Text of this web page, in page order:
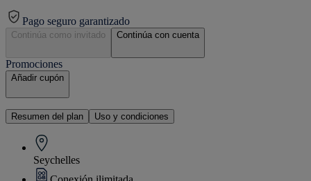
Pago seguro garantizado
Continúa como invitado Continúa con cuenta
Promociones
Añadir cupón
Resumen del plan Uso y condiciones
Seychelles